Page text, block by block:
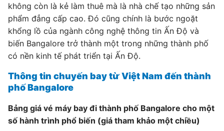
không còn là kẻ làm thuê mà là nhà chế tạo những sản
phẩm đẳng cấp cao. Đó cũng chính là bước ngoặt
khổng lồ của ngành công nghệ thông tin Ấn Độ và
biến Bangalore trở thành một trong những thành phố
có nền kinh tế phát triển tại Ấn Độ.
Thông tin chuyến bay từ Việt Nam đến thành
phố Bangalore
Bảng giá vé máy bay đi thành phố Bangalore cho một
số hành trình phổ biến (giá tham khảo một chiều)